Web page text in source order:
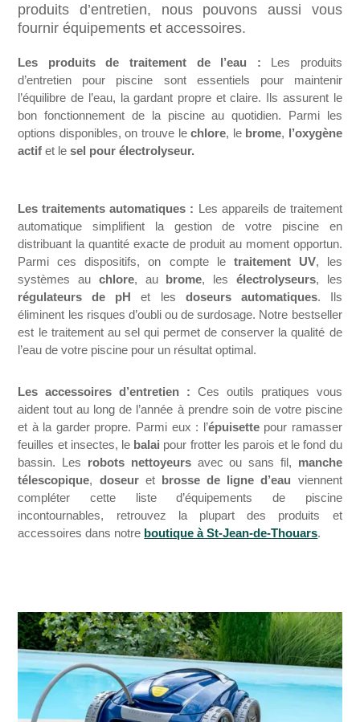
produits d’entretien, nous pouvons aussi vous
fournir équipements et accessoires.
Les produits de traitement de l’eau : Les produits
d’entretien pour piscine sont essentiels pour maintenir
l’équilibre de l’eau, la gardant propre et claire. Ils assurent le
bon fonctionnement de la piscine au quotidien. Parmi les
options disponibles, on trouve lechlore, le brome, l’oxygène
actif et lesel pour électrolyseur.
Les traitements automatiques : Les appareils de traitement
automatique simplifient la gestion de votre piscine en
distribuant la quantité exacte de produit au moment opportun.
Parmi ces dispositifs, on compte le traitement UV, les
systèmes au chlore, au brome, les électrolyseurs, les
régulateurs de pH et les doseurs automatiques. Ils
éliminent les risques d’oubli ou de surdosage. Notre bestseller
est le traitement au sel qui permet de conserver la qualité de
l’eau de votre piscine pour un résultat optimal.
Les accessoires d’entretien : Ces outils pratiques vous
aident tout au long de l’année à prendre soin de votre piscine
et à la garder propre. Parmi eux : l’épuisettepour ramasser
feuilles et insectes, le balai pour frotter les parois et le fond du
bassin. Les robots nettoyeursavec ou sans fil, manche
télescopique, doseuret brosse de ligne d’eau viennent
compléter cette liste d’équipements de piscine
incontournables, retrouvez la plupart des produits et
accessoires dans notre boutique à St-Jean-de-Thouars.